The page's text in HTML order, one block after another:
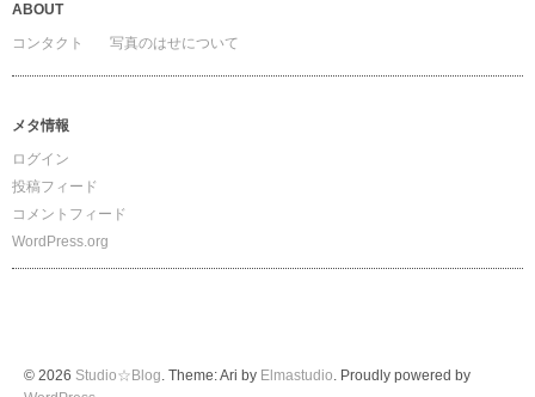
ABOUT
コンタクト
写真のはせについて
メタ情報
ログイン
投稿フィード
コメントフィード
WordPress.org
© 2026 Studio☆Blog. Theme: Ari by Elmastudio. Proudly powered by